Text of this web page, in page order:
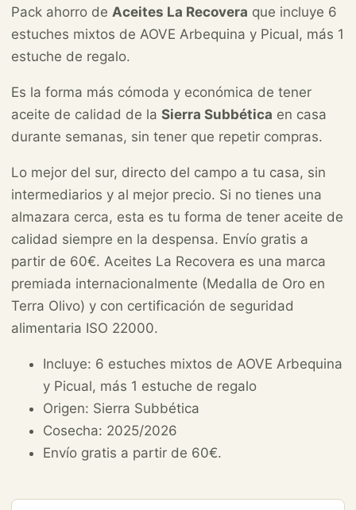
Pack ahorro de Aceites La Recovera que incluye 6
estuches mixtos de AOVE Arbequina y Picual, más 1
estuche de regalo.
Es la forma más cómoda y económica de tener
aceite de calidad de la Sierra Subbética en casa
durante semanas, sin tener que repetir compras.
Lo mejor del sur, directo del campo a tu casa, sin
intermediarios y al mejor precio. Si no tienes una
almazara cerca, esta es tu forma de tener aceite de
calidad siempre en la despensa. Envío gratis a
partir de 60€. Aceites La Recovera es una marca
premiada internacionalmente (Medalla de Oro en
Terra Olivo) y con certificación de seguridad
alimentaria ISO 22000.
Incluye: 6 estuches mixtos de AOVE Arbequina
y Picual, más 1 estuche de regalo
Origen: Sierra Subbética
Cosecha: 2025/2026
Envío gratis a partir de 60€.